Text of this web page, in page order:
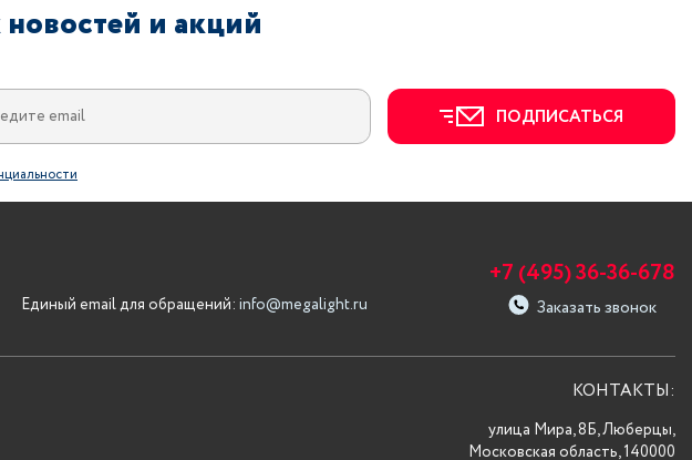
и акций
ПОДПИСАТЬСЯ
Единый email для обращений: info@megalight.ru
+7 (495) 36-36-678
Заказать звонок
КОНТАКТЫ:
улица Мира, 8Б, Люберцы,
Московская область, 140000